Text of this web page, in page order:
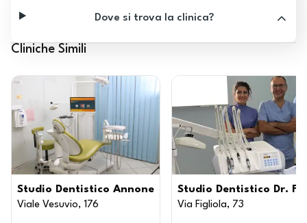
Dove si trova la clinica?
Cliniche Simili
Studio Dentistico Annone
Viale Vesuvio, 176
Studio Dentistico Dr.
Via Figliola, 73